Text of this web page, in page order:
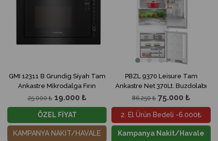
GMI 12311 B Grundig Siyah Tam
Ankastre Mikrodalga Fırın
19.000 ₺
25.000 ₺
ÖZEL FİYAT
KAMPANYA NAKİT/HAVALE
PBZL 9370 Leisure Tam
Ankastre Net 370Lt. Buzdolabı
75.000 ₺
86.250 ₺
2. El Ürün Bedeli -6.000₺
Kampanya Nakit/Havale